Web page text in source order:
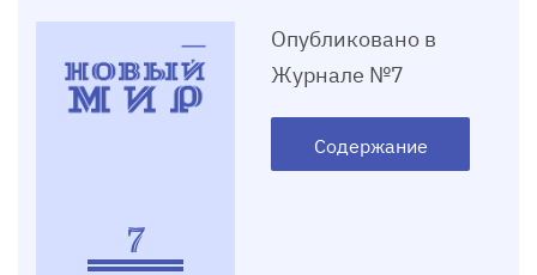
7
Опубликовано в
Журнале №7
Содержание